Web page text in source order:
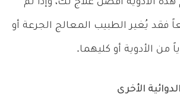
فقد يُغير الطبيب المعالج الجرعة أو
من الأدوية أو كليهما.
الأخرى